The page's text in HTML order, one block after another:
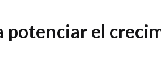
potenciar el